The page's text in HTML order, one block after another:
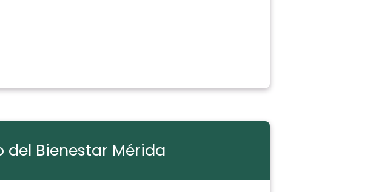
del Bienestar Mérida